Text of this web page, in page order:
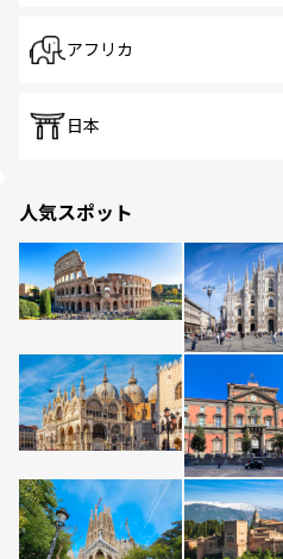
アフリカ
日本
人気スポット